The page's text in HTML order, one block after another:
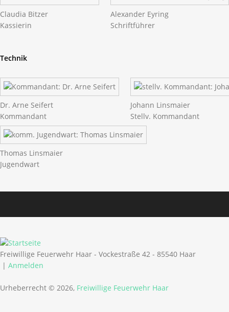
Claudia Bitzer
Kassierin
Alexander Eyring
Schriftführer
Technik
Dr. Arne Seifert
Kommandant
Johann Linsmaier
Stellv. Kommandant
Thomas Linsmaier
Jugendwart
Freiwillige Feuerwehr Haar - Vockestraße 42 - 85540 Haar
| Anmelden
Urheberrecht © 2026, Freiwillige Feuerwehr Haar